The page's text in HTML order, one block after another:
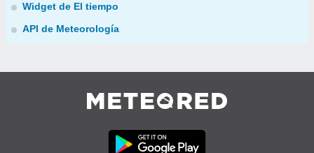
Widget de El tiempo
API de Meteorología